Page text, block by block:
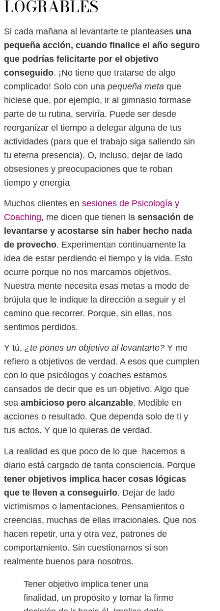
LOGRABLES
Si cada mañana al levantarte te planteases una
pequeña acción, cuando finalice el año seguro
que podrías felicitarte por el objetivo
conseguido. ¡No tiene que tratarse de algo
complicado! Solo con una pequeña meta que
hiciese que, por ejemplo, ir al gimnasio formase
parte de tu rutina, serviría. Puede ser desde
reorganizar el tiempo a delegar alguna de tus
actividades (para que el trabajo siga saliendo sin
tu eterna presencia). O, incluso, dejar de lado
obsesiones y preocupaciones que te roban
tiempo y energía
Muchos clientes en sesiones de Psicología y
Coaching, me dicen que tienen la sensación de
levantarse y acostarse sin haber hecho nada
de provecho. Experimentan continuamente la
idea de estar perdiendo el tiempo y la vida. Esto
ocurre porque no nos marcamos objetivos.
Nuestra mente necesita esas metas a modo de
brújula que le indique la dirección a seguir y el
camino que recorrer. Porque, sin ellas, nos
sentimos perdidos.
Y tú, ¿te pones un objetivo al levantarte? Y me
refiero a objetivos de verdad. A esos que cumplen
con lo que psicólogos y coaches estamos
cansados de decir que es un objetivo. Algo que
sea ambicioso pero alcanzable. Medible en
acciones o resultado. Que dependa solo de ti y
tus actos. Y que lo quieras de verdad.
La realidad es que poco de lo que hacemos a
diario está cargado de tanta consciencia. Porque
tener objetivos implica hacer cosas lógicas
que te lleven a conseguirlo. Dejar de lado
victimismos o lamentaciones. Pensamientos o
creencias, muchas de ellas irracionales. Que nos
hacen repetir, una y otra vez, patrones de
comportamiento. Sin cuestionarnos si son
realmente buenos para nosotros.
Tener objetivo implica tener una
finalidad, un propósito y tomar la firme